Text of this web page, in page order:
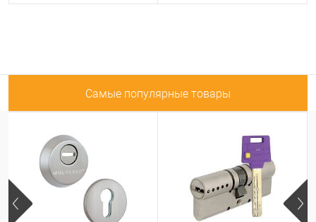
Самые популярные товары